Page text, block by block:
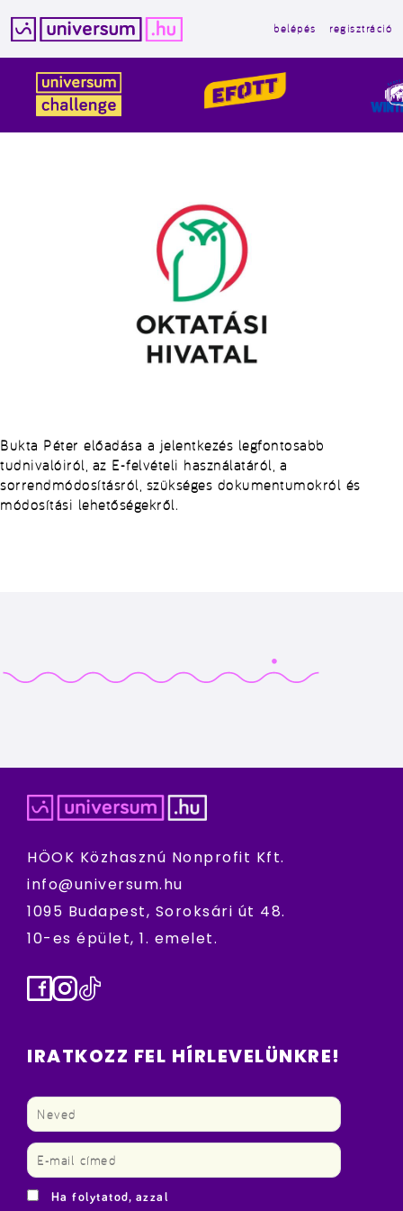
tartalomba
belépés regisztráció
Bukta Péter előadása a jelentkezés legfontosabb
tudnivalóiról, az E-felvételi használatáról, a
sorrendmódosításról, szükséges dokumentumokról és
módosítási lehetőségekről.
HÖOK Közhasznú Nonprofit Kft.
info@universum.hu
1095 Budapest, Soroksári út 48.
10-es épület, 1. emelet.
Facebook
Instagram
TikTok
IRATKOZZ FEL HÍRLEVELÜNKRE!
Ha folytatod, azzal